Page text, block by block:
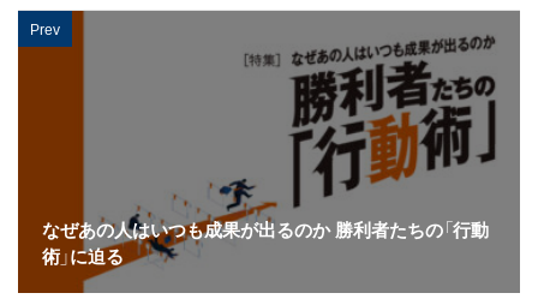
Prev
なぜあの人はいつも成果が出るのか 勝利者たちの「行動
術」に迫る